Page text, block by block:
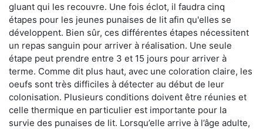
gluant qui les recouvre. Une fois éclot, il faudra cinq
étapes pour les jeunes punaises de lit afin qu'elles se
développent. Bien sûr, ces différentes étapes nécessitent
un repas sanguin pour arriver à réalisation. Une seule
étape peut prendre entre 3 et 15 jours pour arriver à
terme. Comme dit plus haut, avec une coloration claire, les
oeufs sont très difficiles à détecter au début de leur
colonisation. Plusieurs conditions doivent être réunies et
celle thermique en particulier est importante pour la
survie des punaises de lit. Lorsqu’elle arrive à l’âge adulte,